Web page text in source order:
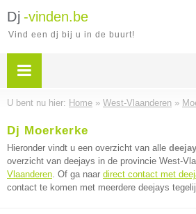
Dj -vinden.be
Vind een dj bij u in de buurt!
U bent nu hier: Home » West-Vlaanderen »
Dj Moerkerke
Hieronder vindt u een overzicht van alle
overzicht van deejays in de provincie West-
Vlaanderen. Of ga naar direct contact met
contact te komen met meerdere deejays